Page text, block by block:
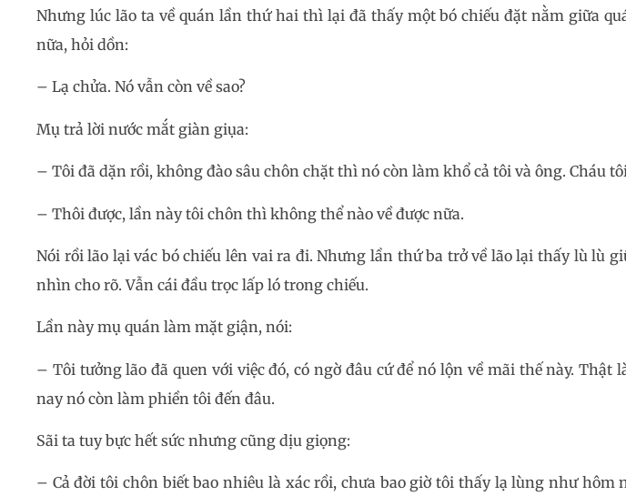
Nhưng lúc lão ta về quán lần thứ hai thì lại đã thấy một bó chiếu đặt nằm giữa
nữa, hỏi dồn:
– Lạ chửa. Nó vẫn còn về sao?
Mụ trả lời nước mắt giàn giụa:
– Tôi đã dặn rồi, không đào sâu chôn chặt thì nó còn làm khổ cả tôi và ông. Cháu
– Thôi được, lần này tôi chôn thì không thể nào về được nữa.
Nói rồi lão lại vác bó chiếu lên vai ra đi. Nhưng lần thứ ba trở về lão lại thấy lù lù
nhìn cho rõ. Vẫn cái đầu trọc lấp ló trong chiếu.
Lần này mụ quán làm mặt giận, nói:
– Tôi tưởng lão đã quen với việc đó, có ngờ đâu cứ để nó lộn về mãi thế này.
nay nó còn làm phiền tôi đến đâu.
Sãi ta tuy bực hết sức nhưng cũng dịu giọng:
– Cả đời tôi chôn biết bao nhiêu là xác rồi, chưa bao giờ tôi thấy lạ lùng như hôm